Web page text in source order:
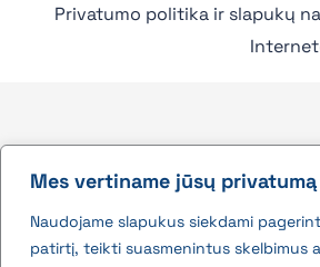
Mes vertiname jūsų privatumą
Naudojame slapukus siekdami
patirtį, teikti suasmenintus skelbimus
Privatumo politika ir slapukų